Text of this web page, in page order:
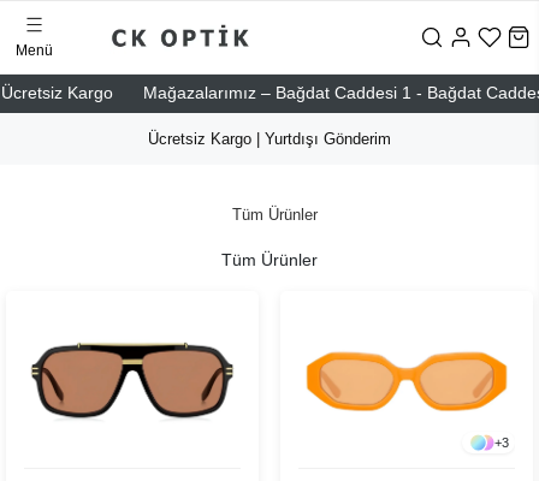
Kargo Mağazalarımız – Bağdat Caddesi 1 - Bağdat
Menü
Ücretsiz Kargo | Yurtdışı Gönderim
Tüm Ürünler
Tüm Ürünler
+3